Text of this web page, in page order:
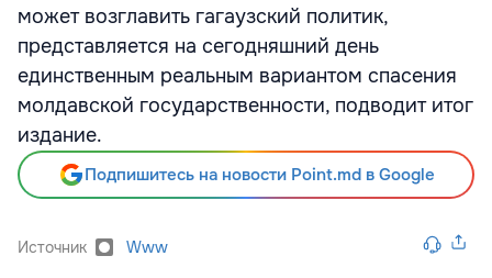
может возглавить гагаузский политик,
представляется на сегодняшний день
единственным реальным вариантом спасения
молдавской государственности, подводит итог
издание.
Подпишитесь на новости Point.md в Google
Источник Www